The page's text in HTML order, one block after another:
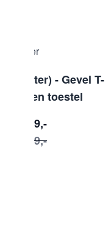
(achter) - Gevel T-
- open toestel
449,-
499,-